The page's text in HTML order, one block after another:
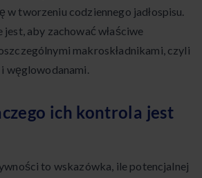
w tworzeniu codziennego jadłospisu.
aby zachować właściwe
makroskładnikami, czyli
i węglowodanami.
ich kontrola jest
to wskazówka, ile potencjalnej